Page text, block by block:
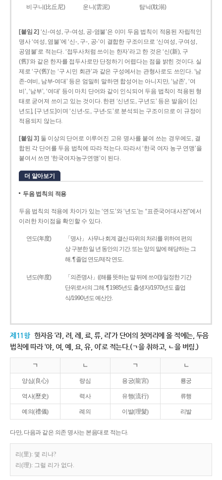
비구니(比丘尼)
운니(雲泥) 탐닉(耽溺)
[붙임 2] ‘신-여성, 구-여성, 공-염불’은 이미 두음 법칙이 적용된 자립적인
명사 ‘여성, 염불’에 ‘신-, 구-, 공-’이 결합한 구조이므로 ‘신여성, 구여성,
공염불’로 적는다. ‘접두사처럼 쓰이는 한자’라고 한 것은 ‘신(新), 구
(舊)’와 같은 한자를 접두사로만 단정하기 어렵다는 점을 밝힌 것이다. 실
제로 ‘구(舊)’는 ‘구 시민 회관’과 같은 구성에서는 관형사로도 쓰인다. ‘남
존­-여비, 남부-­여대’ 등은 엄밀히 말하면 합성어는 아니지만, ‘남존’, ‘여
비’, ‘남부’, ‘여대’ 등이 마치 단어와 같이 인식되어 두음 법칙이 적용된 형
태로 굳어져 쓰이고 있는 것이다. 한편 ‘신년도, 구년도’ 등은 발음이 [신
년도], [구ː년도]이며 ‘신년­-도, 구년-­도’로 분석되는 구조이므로 이 규정이
적용되지 않는다.
[붙임 3] 둘 이상의 단어로 이루어진 고유 명사를 붙여 쓰는 경우에도, 결
합된 각 단어를 두음 법칙에 따라 적는다. 따라서 ‘한국 여자 농구 연맹’을
붙여서 쓰면 ‘한국여자농구연맹’이 된다.
더 알아보기
두음 법칙의 적용
두음 법칙의 적용에 차이가 있는 ‘연도’와 ‘년도’는 “표준국어대사전”에서
이러한 차이점을 확인할 수 있다.
연도(年度)
「명사」 사무나 회계 결산 따위의 처리를 위하여 편의
상 구분한 일 년 동안의 기간. 또는 앞의 말에 해당하는 그
해. ¶ 졸업 연도/제작 연도.
년도(年度)
「의존명사」((해를 뜻하는 말 뒤에 쓰여)) 일정한 기간
단위로서의 그해. ¶ 1985년도 출생자/1970년도 졸업
식/1990년도 예산안.
제11항 한자음 ‘랴, 려, 례, 료, 류, 리’가 단어의 첫머리에 올 적에는, 두음
법칙에 따라 ‘야, 여, 예, 요, 유, 이’로 적는다.(ㄱ을 취하고, ㄴ을 버림.)
ㄱ ㄴ ㄱ ㄴ
양심(良心) 량심 용궁(龍宮) 룡궁
역사(歷史) 력사 유행(流行) 류행
예의(禮儀) 례의 이발(理髮) 리발
다만, 다음과 같은 의존 명사는 본음대로 적는다.
리(里): 몇 리냐?
리(理): 그럴 리가 없다.